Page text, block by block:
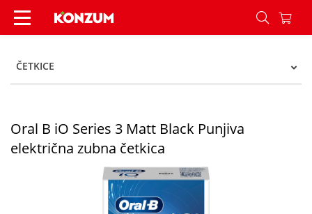
Oral B iO Series 3 Matt Black Punjiva električna
ČETKICE
Oral B iO Series 3 Matt Black Punjiva
električna zubna četkica